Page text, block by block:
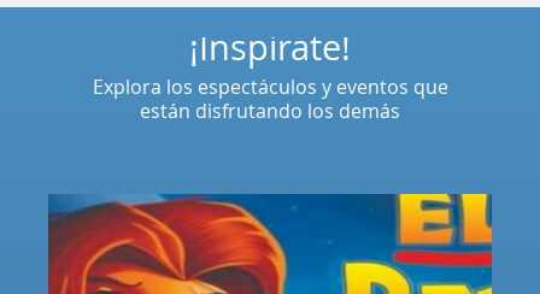
¡Inspírate!
Explora los espectáculos y eventos que
están disfrutando los demás